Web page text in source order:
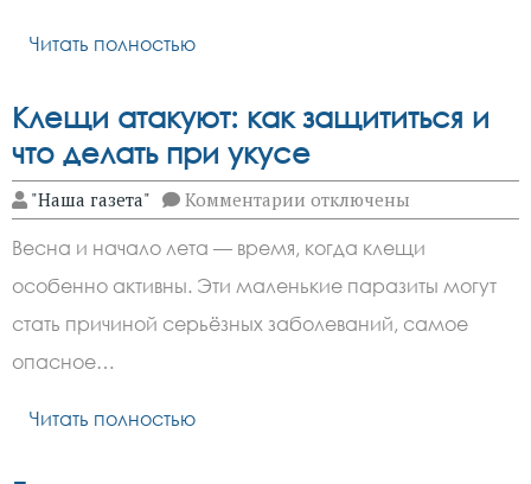
Читать полностью
Клещи атакуют: как защититься и
что делать при укусе
"Наша газета" Комментарии к
записи
атакуют:
как
защититься
и
что
отключены
Весна и начало лета — время, когда клещи
особенно активны. Эти маленькие паразиты могут
стать причиной серьёзных заболеваний, самое
опасное…
Читать полностью